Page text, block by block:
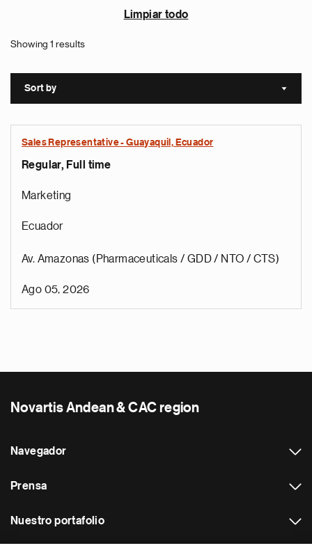
Limpiar todo
Showing 1 results
Sort by Sort
Sales Representative - Guayaquil, Ecuador
Regular, Full time
Marketing
Ecuador
Av. Amazonas (Pharmaceuticals / GDD / NTO / CTS)
Ago 05, 2026
Novartis Andean & CAC region
Navegador
Prensa
Nuestro portafolio